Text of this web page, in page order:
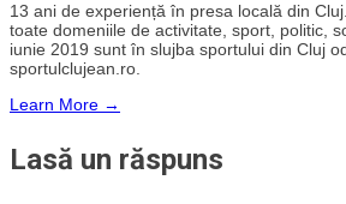
13 ani de experiență în presa locală din
toate domeniile de activitate, sport, politic,
iunie 2019 sunt în slujba sportului din Cluj
sportulclujean.ro.
Learn More →
Lasă un răspuns